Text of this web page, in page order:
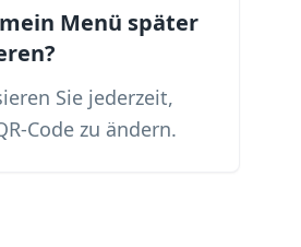
Menü später
Sie jederzeit,
Code zu ändern.